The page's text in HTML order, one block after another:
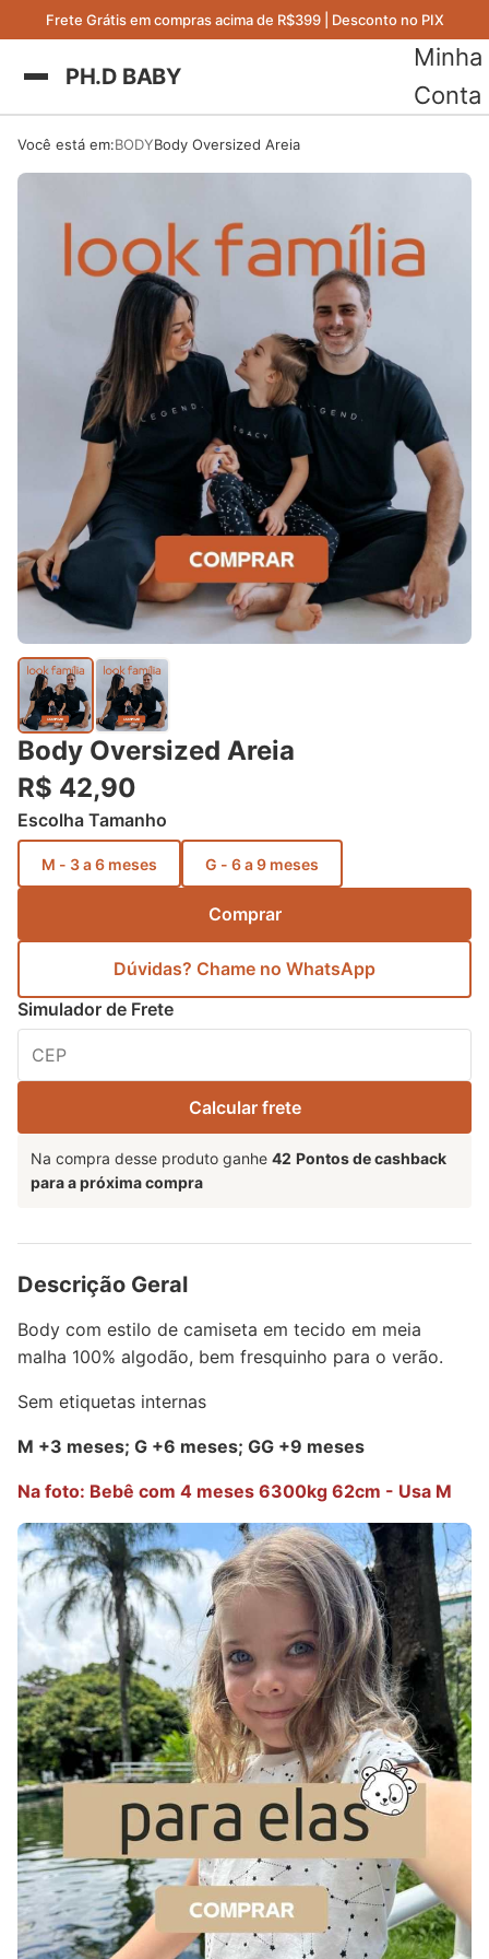
Frete Grátis em compras acima de R$399 | Desconto no PIX
PH.D BABY
Minha
Conta
Você está em:BODYBody Oversized Areia
Body Oversized Areia
R$ 42,90
Escolha Tamanho
M - 3 a 6 meses G - 6 a 9 meses
Comprar
Dúvidas? Chame no WhatsApp
Simulador de Frete
Calcular frete
Na compra desse produto ganhe 42 Pontos de cashback
para a próxima compra
Descrição Geral
Body com estilo de camiseta em tecido em meia
malha 100% algodão, bem fresquinho para o verão.
Sem etiquetas internas
M +3 meses; G +6 meses; GG +9 meses
Na foto: Bebê com 4 meses 6300kg 62cm - Usa M